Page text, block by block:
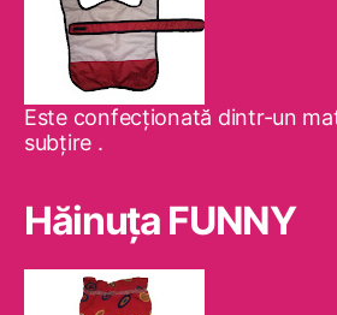
Este confecţionată dintr-un
subţire .
Hăinuţa FUNNY